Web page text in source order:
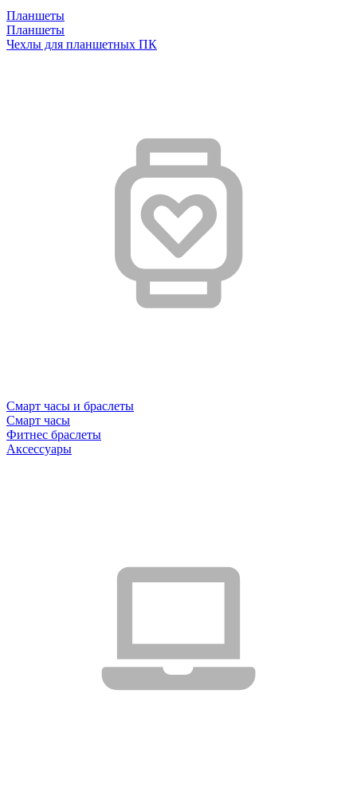
Планшеты
Планшеты
Чехлы для планшетных ПК
Смарт часы и браслеты
Смарт часы
Фитнес браслеты
Аксессуары